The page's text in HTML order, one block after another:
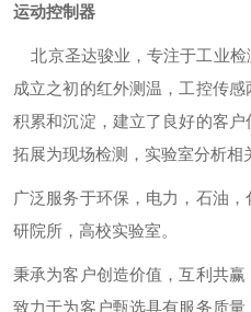
运动控制器
北京圣达骏业，专注于工业检
成立之初的红外测温，工控传
积累和沉淀，建立了良好的客
拓展为现场检测，实验室分析相
广泛服务于环保，电力，石油
研院所，高校实验室。
秉承为客户创造价值，互利共赢
致力于为客户甄选具有服务质